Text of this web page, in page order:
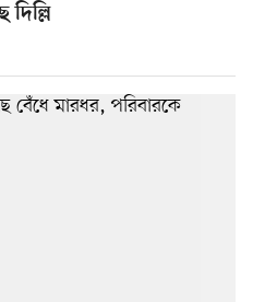
দিল্লি